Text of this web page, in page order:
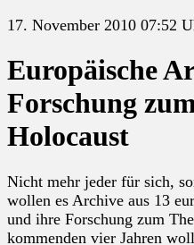
17. November 2010 07:52
Europäische
Forschung
Holocaust
Nicht mehr jeder für sich,
wollen es Archive aus 13
und ihre Forschung zum
kommenden vier Jahren